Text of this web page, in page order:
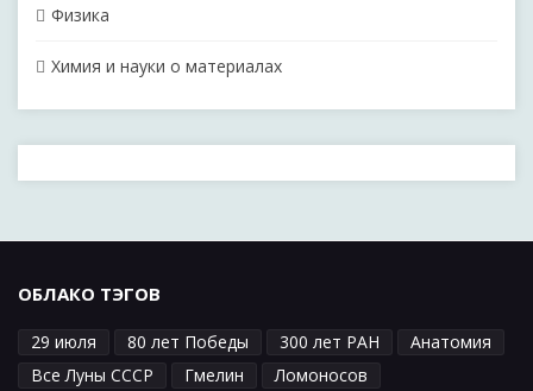
Физика
Химия и науки о материалах
ОБЛАКО ТЭГОВ
29 июля 80 лет Победы 300 лет РАН
Анатомия
Все Луны СССР
Гмелин
Ломоносов